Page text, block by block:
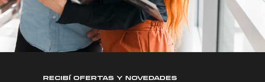
RECIBÍ OFERTAS Y NOVEDADES